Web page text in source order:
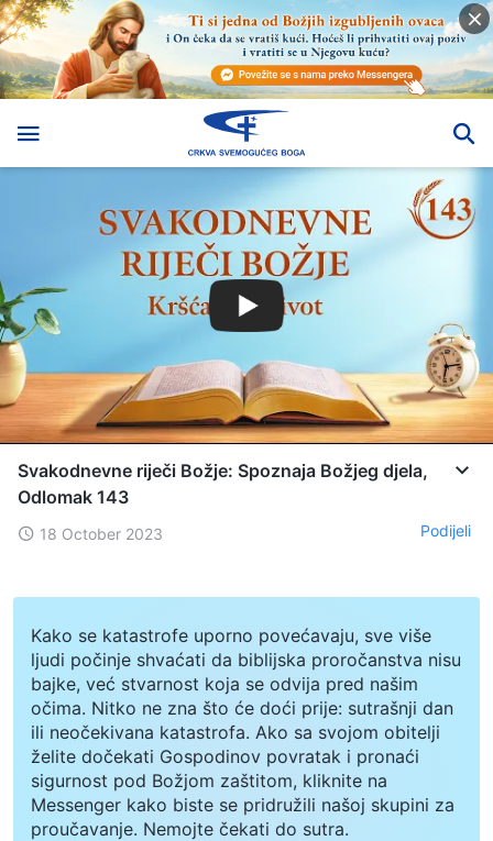
Svakodnevne riječi Božje: Spoznaja Božjeg djela,
Odlomak 143
18 October 2023 Podijeli
Kako se katastrofe uporno povećavaju, sve više
ljudi počinje shvaćati da biblijska proročanstva nisu
bajke, već stvarnost koja se odvija pred našim
očima. Nitko ne zna što će doći prije: sutrašnji dan
ili neočekivana katastrofa. Ako sa svojom obitelji
želite dočekati Gospodinov povratak i pronaći
sigurnost pod Božjom zaštitom, kliknite na
Messenger kako biste se pridružili našoj skupini za
proučavanje. Nemojte čekati do sutra.